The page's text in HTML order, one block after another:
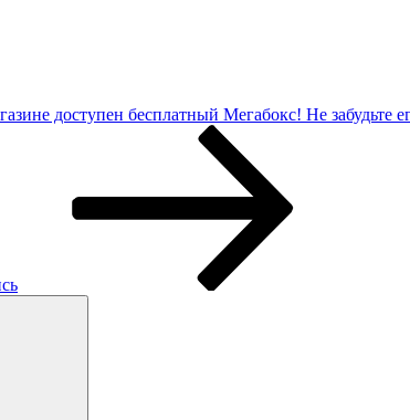
доступен бесплатный Мегабокс! Не забудьте